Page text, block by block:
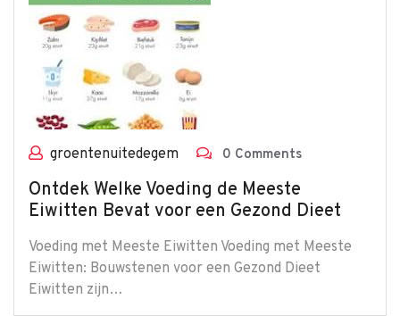
groentenuitedegem 0 Comments
Ontdek Welke Voeding de Meeste
Eiwitten Bevat voor een Gezond Dieet
Voeding met Meeste Eiwitten Voeding met Meeste
Eiwitten: Bouwstenen voor een Gezond Dieet
Eiwitten zijn…